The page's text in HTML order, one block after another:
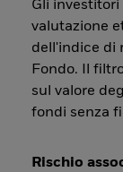
Gli
valutazione
dell'indice di
Fondo. Il
sul valore
fondi senza
Rischio